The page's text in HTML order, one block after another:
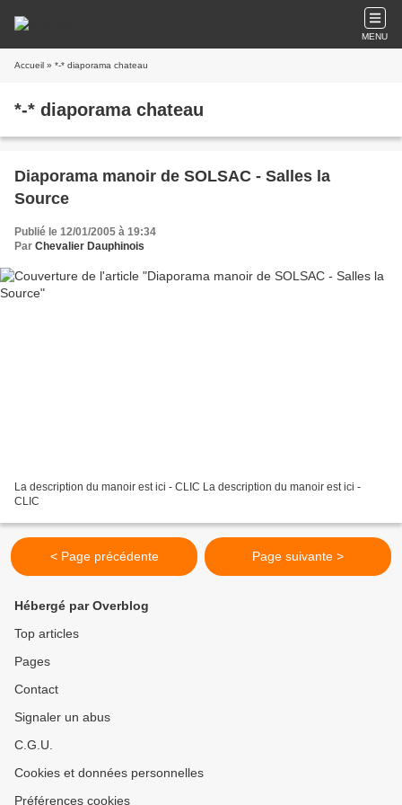
MENU
Accueil » *-* diaporama chateau
*-* diaporama chateau
Diaporama manoir de SOLSAC - Salles la
Source
Publié le 12/01/2005 à 19:34
Par Chevalier Dauphinois
La description du manoir est ici - CLIC La description du manoir est ici -
CLIC
< Page précédente Page suivante >
Hébergé par Overblog
Top articles
Pages
Contact
Signaler un abus
C.G.U.
Cookies et données personnelles
Préférences cookies